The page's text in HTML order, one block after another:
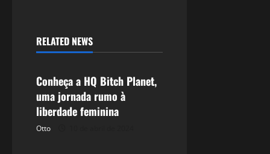
RELATED NEWS
HQ
Conheça a HQ Bitch Planet,
uma jornada rumo à
liberdade feminina
Otto